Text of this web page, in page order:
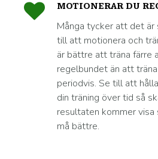
MOTIONERAR DU
Många tycker att det
till att motionera och
är bättre att träna färre
regelbundet än att
periodvis. Se till att
din träning över tid så
resultaten kommer visa
må bättre.